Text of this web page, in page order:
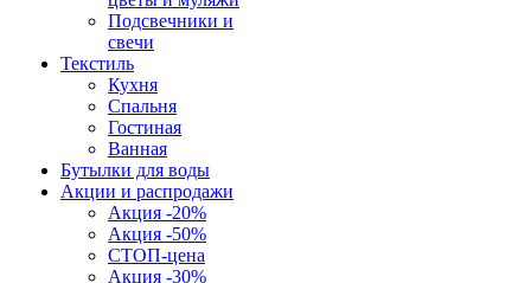
Подсвечники и
свечи
Текстиль
Кухня
Спальня
Гостиная
Ванная
Бутылки для воды
Акции и распродажи
Акция -20%
Акция -50%
СТОП-цена
Акция -30%